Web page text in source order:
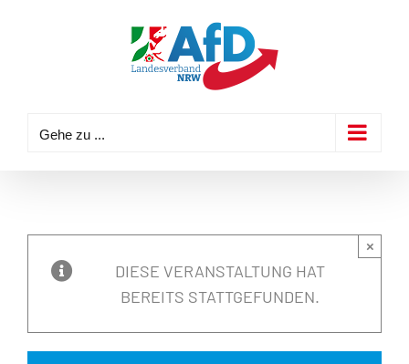
Gehe zu ...
DIESE VERANSTALTUNG HAT
BEREITS STATTGEFUNDEN.
×